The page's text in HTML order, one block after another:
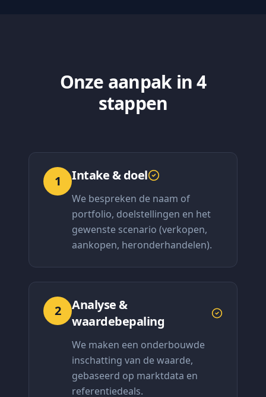
Onze aanpak in 4
stappen
1 Intake & doel
We bespreken de naam of
portfolio, doelstellingen en het
gewenste scenario (verkopen,
aankopen, heronderhandelen).
2
Analyse &
waardebepaling
We maken een onderbouwde
inschatting van de waarde,
gebaseerd op marktdata en
referentiedeals.